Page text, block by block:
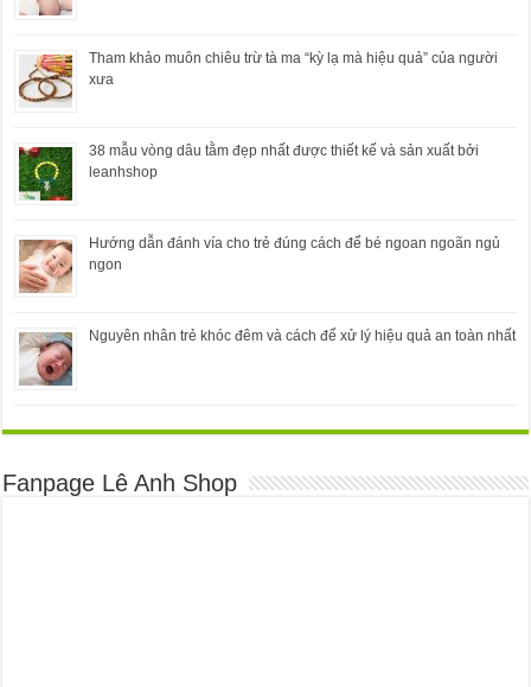
Tham khảo muôn chiêu trừ tà ma “kỳ lạ mà hiệu quả” của người
xưa
38 mẫu vòng dâu tằm đẹp nhất được thiết kế và sản xuất bởi
leanhshop
Hướng dẫn đánh vía cho trẻ đúng cách để bé ngoan ngoãn ngủ
ngon
Nguyên nhân trẻ khóc đêm và cách để xử lý hiệu quả an toàn nhất
Fanpage Lê Anh Shop